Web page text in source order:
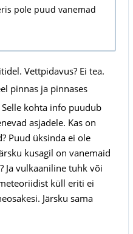
pole puud vanemad
Vettpidavus? Ei tea.
pinnas ja pinnases
kohta info puudub
asjadele. Kas on
Puud üksinda ei ole
kusagil on vanemaid
Ja vulkaaniline tuhk või
küll eriti ei
Järsku sama